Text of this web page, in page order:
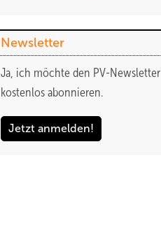
Newsletter
Ja, ich möchte den PV-Newsletter
kostenlos abonnieren.
Jetzt anmelden!